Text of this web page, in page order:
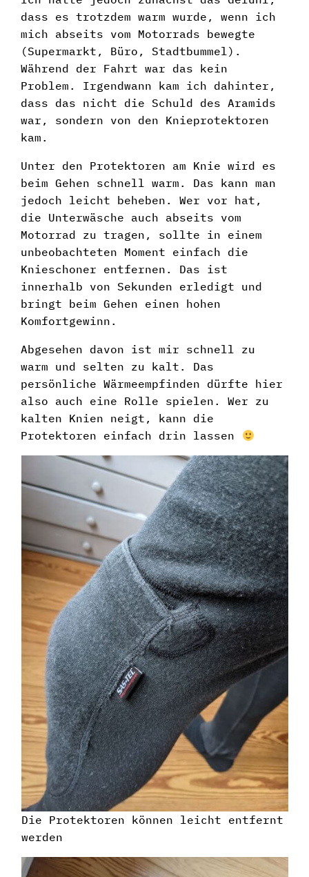
dass es trotzdem warm wurde, wenn ich
mich abseits vom Motorrads bewegte
(Supermarkt, Büro, Stadtbummel).
Während der Fahrt war das kein
Problem. Irgendwann kam ich dahinter,
dass das nicht die Schuld des Aramids
war, sondern von den Knieprotektoren
kam.
Unter den Protektoren am Knie wird es
beim Gehen schnell warm. Das kann man
jedoch leicht beheben. Wer vor hat,
die Unterwäsche auch abseits vom
Motorrad zu tragen, sollte in einem
unbeobachteten Moment einfach die
Knieschoner entfernen. Das ist
innerhalb von Sekunden erledigt und
bringt beim Gehen einen hohen
Komfortgewinn.
Abgesehen davon ist mir schnell zu
warm und selten zu kalt. Das
persönliche Wärmeempfinden dürfte hier
also auch eine Rolle spielen. Wer zu
kalten Knien neigt, kann die
Protektoren einfach drin lassen
Die Protektoren können leicht entfernt
werden